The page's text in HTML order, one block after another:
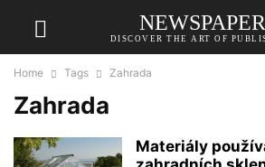
NEWSPAPER
DISCOVER THE ART OF
Home Tags Zahrada
Zahrada
Materiály